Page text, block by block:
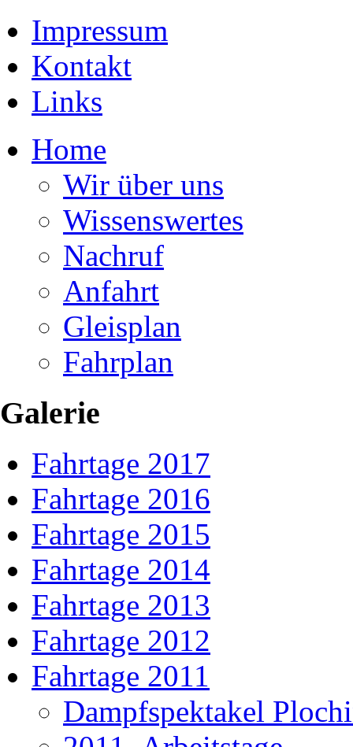
Impressum
Kontakt
Links
Home
Wir über uns
Wissenswertes
Nachruf
Anfahrt
Gleisplan
Fahrplan
Galerie
Fahrtage 2017
Fahrtage 2016
Fahrtage 2015
Fahrtage 2014
Fahrtage 2013
Fahrtage 2012
Fahrtage 2011
Dampfspektakel